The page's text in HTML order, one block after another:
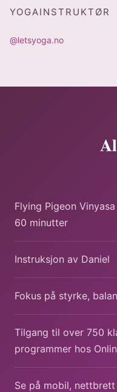
YOGAINSTRUKTØR
@letsyoga.no
Flying Pigeon
60 minutter
Instruksjon av Daniel
Fokus på styrke,
Tilgang til over 750
programmer hos
Se på mobil,